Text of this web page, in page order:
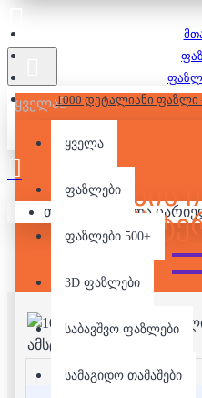
ყველა
ყველა
ფაზლები
ფაზლები 500+
3D ფაზლები
საბავშვო ფაზლები
სამაგიდო თამაშები
თქვენი კალათა
1000 დეტალიანი ფაზლი
1000
ᲛᲖᲘᲡ